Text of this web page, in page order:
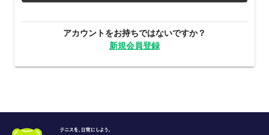
アカウントをお持ちではないですか？
新規会員登録